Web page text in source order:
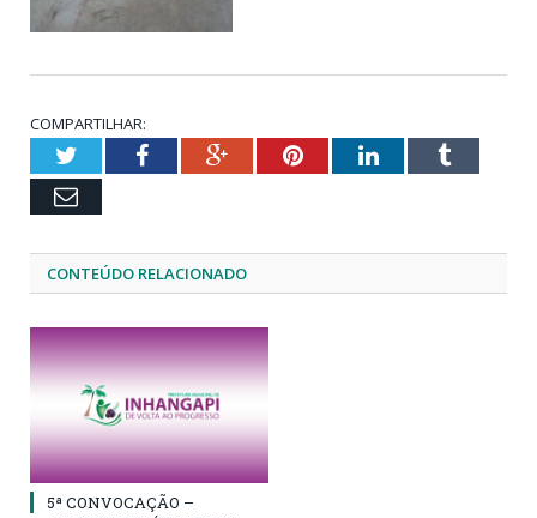
COMPARTILHAR:
TwitterFacebookGoogle+PinterestLinkedInTumblr
Email
CONTEÚDO RELACIONADO
5ª CONVOCAÇÃO –